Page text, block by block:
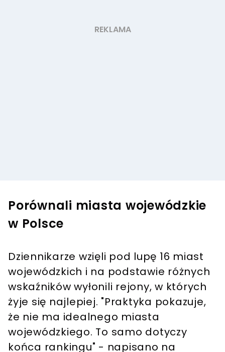
Porównali miasta wojewódzkie
w Polsce
Dziennikarze wzięli pod lupę 16 miast
wojewódzkich i na podstawie różnych
wskaźników wyłonili rejony, w których
żyje się najlepiej. "Praktyka pokazuje,
że nie ma idealnego miasta
wojewódzkiego. To samo dotyczy
końca rankingu" - napisano na